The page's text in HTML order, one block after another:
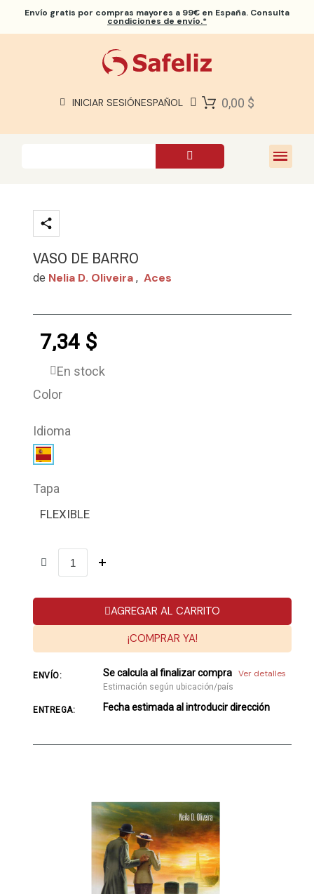
Envío gratis por compras mayores a 99€ en España. Consulta
condiciones de envío.*
INICIAR SESIÓNESPAÑOL 0,00 $
VASO DE BARRO
de Nelia D. Oliveira , Aces
7,34 $
En stock
Color
Idioma
Tapa
FLEXIBLE
AGREGAR AL CARRITO
¡COMPRAR YA!
ENVÍO: Se calcula al finalizar compra Ver detalles
Estimación según ubicación/país
ENTREGA: Fecha estimada al introducir dirección